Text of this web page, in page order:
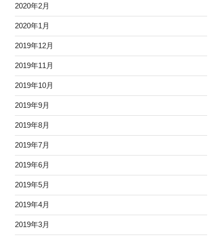
2020年2月
2020年1月
2019年12月
2019年11月
2019年10月
2019年9月
2019年8月
2019年7月
2019年6月
2019年5月
2019年4月
2019年3月